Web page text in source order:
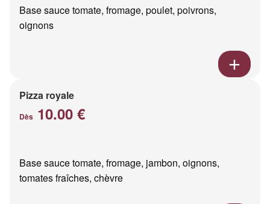
Base sauce tomate, fromage, poulet, poivrons,
oignons
Pizza royale
Dès 10.00 €
Base sauce tomate, fromage, jambon, oignons,
tomates fraîches, chèvre